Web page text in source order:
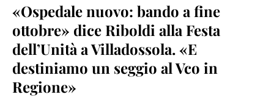
«Ospedale nuovo: bando a fine
ottobre» dice Riboldi alla Festa
dell’Unità a Villadossola. «E
destiniamo un seggio al Vco in
Regione»